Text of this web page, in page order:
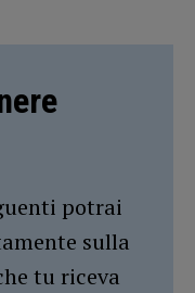
potrai
sulla
tu riceva